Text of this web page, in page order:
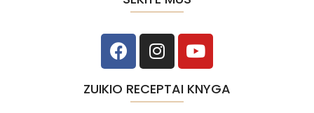
ZUIKIO RECEPTAI KNYGA